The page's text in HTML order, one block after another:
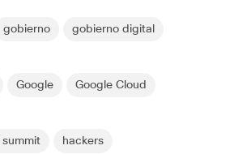
gobierno gobierno digital
Google Google Cloud
summit hackers